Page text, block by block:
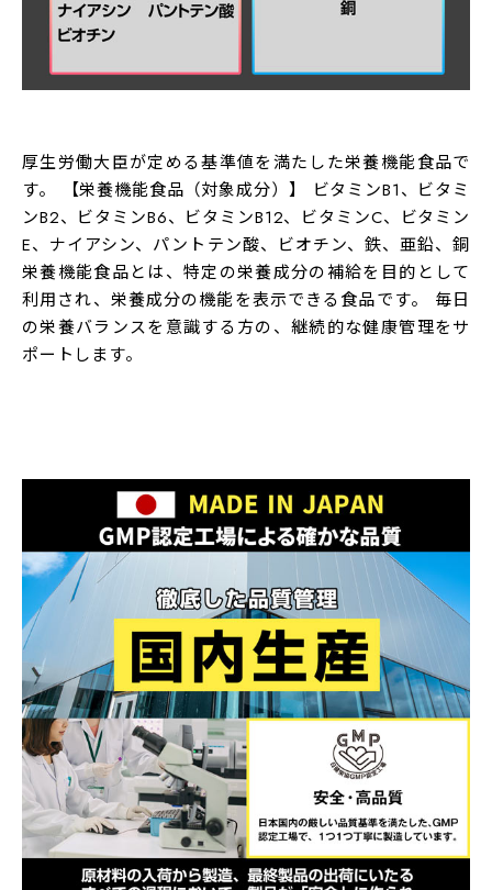
ください。
【3粒（1,050mｇ）当たり】エネルギー：3.9kcal、たん
(110.3〜233.7％)、ビタミンD：9.0μg (163.6％)、ビタ
ミンE：6.0mg (95.2％)、ビタミンB1：1.4mg(116.6％)、
ビタミンB2：1.6mg (114.2％)、ビタミンB6：1.4mg
(107.6％)、ビタミンB12：2.4g(100.0％)、ビタミンC：
100.0mg (100.0％)、葉酸：240μg (100.0％)、ナイア
シン：15.0mg (115.3％）、パントテン酸：5.0mg
(100.0％)、マンガン：3.8mg (100.0％)、セレン：
28.0g (100.0％)※()内は、一日当たりの摂取目安量の栄
養素等表示基準値(18歳以上、基準熱量2,200kcal)に占め
る割合 ビタミンP：5mg、イノシトール：5mg、コエン
ザイムQ10：5mg
摂取上の注意
・食生活は、主食、主菜、副菜を基本に、食事のバラン
スを。
・本品は、多量摂取により疾病が治癒したり、より健康
が増進するものではありません。一日の摂取目安量を守
ってください。
・本品は、特定保健用食品と異なり、消費者庁長官によ
る個別審査を受けたものではありません。
厚生労働大臣が定める基準値を満たした栄養機能食品で
す。 【栄養機能食品（対象成分）】 ビタミンB1、ビタミ
ンB2、ビタミンB6、ビタミンB12、ビタミンC、ビタミン
E、ナイアシン、パントテン酸、ビオチン、鉄、亜鉛、銅
栄養機能食品とは、特定の栄養成分の補給を目的として
利用され、栄養成分の機能を表示できる食品です。 毎日
の栄養バランスを意識する方の、継続的な健康管理をサ
ポートします。